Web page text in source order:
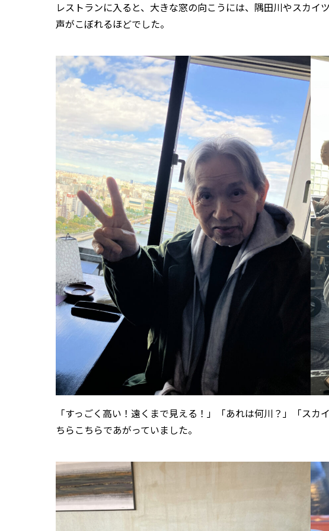
レストランに入ると、大きな窓の向こうには、隅田川やスカ
声がこぼれるほどでした。
「すっごく高い！遠くまで見える！」「あれは何川？」「ス
ちらこちらであがっていました。